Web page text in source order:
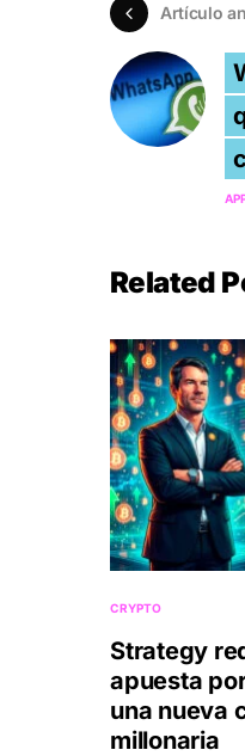
Artículo
Related
CRYPTO
Strategy
apuesta
una nueva
millonaria